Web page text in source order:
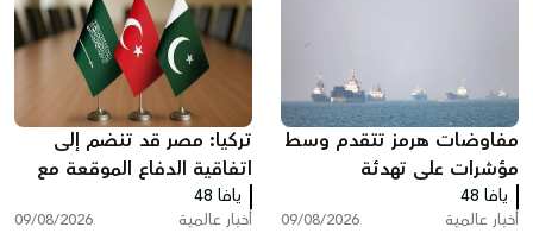
مفاوضات هرمز تتقدم وسط
مؤشرات على تهدئة
يافا 48
أخبار عالمية 09/08/2026
تركيا: مصر قد تنضم إلى
اتفاقية الدفاع الموقعة مع
السعودية وباكستان
يافا 48
أخبار عالمية 09/08/2026